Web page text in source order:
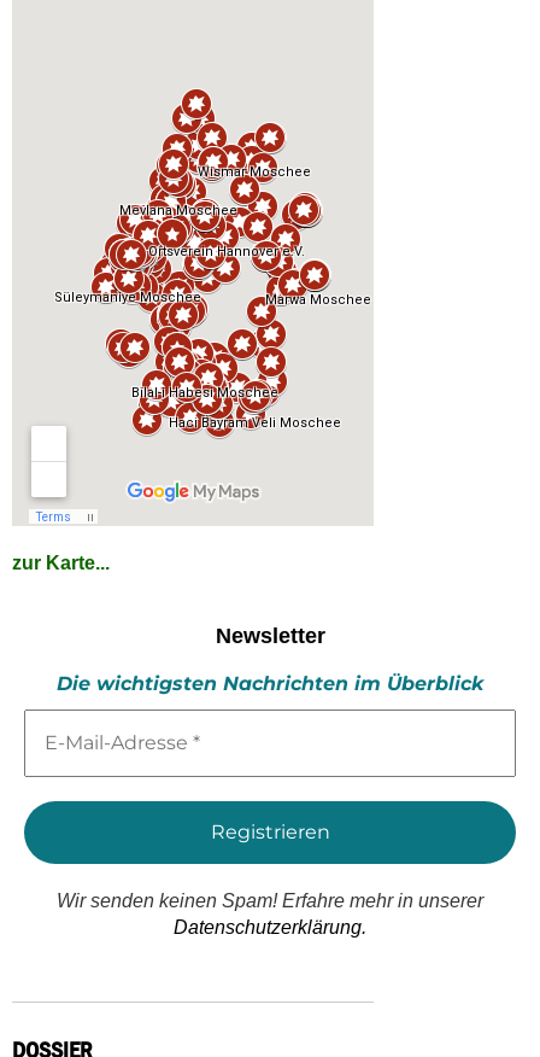
zur Karte...
Newsletter
Die wichtigsten Nachrichten im Überblick
Mail-
*
Wir senden keinen Spam! Erfahre mehr in unserer
Datenschutzerklärung.
DOSSIER